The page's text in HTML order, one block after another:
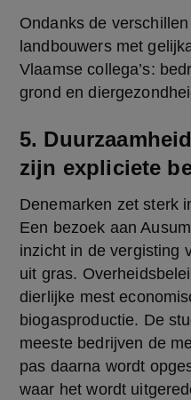
Ondanks de
landbouwers met
Vlaamse collega’s:
grond en
5.
zijn expliciete
Denemarken zet sterk
Een bezoek aan
inzicht in de vergisting
uit gras.
dierlijke mest
biogasproductie. De
meeste bedrijven de
pas daarna wordt
waar het wordt